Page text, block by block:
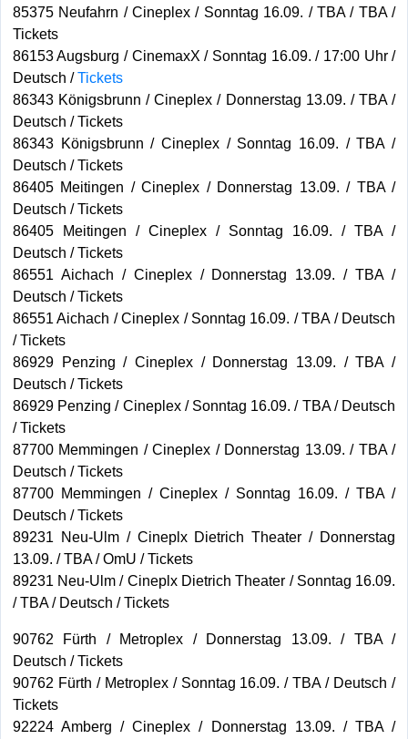
85375 Neufahrn / Cineplex / Sonntag 16.09. / TBA / TBA /
Tickets
86153 Augsburg / CinemaxX / Sonntag 16.09. / 17:00 Uhr /
Deutsch /Tickets
86343 Königsbrunn / Cineplex / Donnerstag 13.09. / TBA /
Deutsch / Tickets
86343 Königsbrunn / Cineplex / Sonntag 16.09. / TBA /
Deutsch / Tickets
86405 Meitingen / Cineplex / Donnerstag 13.09. / TBA /
Deutsch / Tickets
86405 Meitingen / Cineplex / Sonntag 16.09. / TBA /
Deutsch / Tickets
86551 Aichach / Cineplex / Donnerstag 13.09. / TBA /
Deutsch / Tickets
86551 Aichach / Cineplex / Sonntag 16.09. / TBA / Deutsch
/ Tickets
86929 Penzing / Cineplex / Donnerstag 13.09. / TBA /
Deutsch / Tickets
86929 Penzing / Cineplex / Sonntag 16.09. / TBA / Deutsch
/ Tickets
87700 Memmingen / Cineplex / Donnerstag 13.09. / TBA /
Deutsch / Tickets
87700 Memmingen / Cineplex / Sonntag 16.09. / TBA /
Deutsch / Tickets
89231 Neu-Ulm / Cineplx Dietrich Theater / Donnerstag
13.09. / TBA / OmU / Tickets
89231 Neu-Ulm / Cineplx Dietrich Theater / Sonntag 16.09.
/ TBA / Deutsch / Tickets
90762 Fürth / Metroplex / Donnerstag 13.09. / TBA /
Deutsch / Tickets
90762 Fürth / Metroplex / Sonntag 16.09. / TBA / Deutsch /
Tickets
92224 Amberg / Cineplex / Donnerstag 13.09. / TBA /